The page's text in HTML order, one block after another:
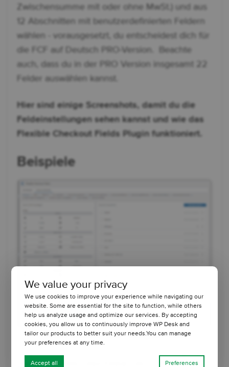
Zwischensumme mit oder ohne MwSt.) und aus
12 Abschnitten mit benutzerdefinierten Feldern
wählen - vorausgesetzt, du entscheidest dich für
die FCF auf Deutsch PRO-Version. Beachte
auch, dass du in der PRO Version insgesamt 22
Felder auswählen kannst.
Hier sind einige Screenshots, damit du die
Feldeinstellungen sehen kannst und wie das
Flexible Checkout Fields Plugin funktioniert.
Beispiele
Flexible Checkout Fields - Verfügbare Felder
We value your privacy
We use cookies to improve your experience while navigating our
website. Some are essential for the site to function, while others
help us analyze usage and optimize our services. By accepting
cookies, you allow us to continuously improve WP Desk and
tailor our products to better suit your needs.You can manage
your preferences at any time.
Accept all Preferences